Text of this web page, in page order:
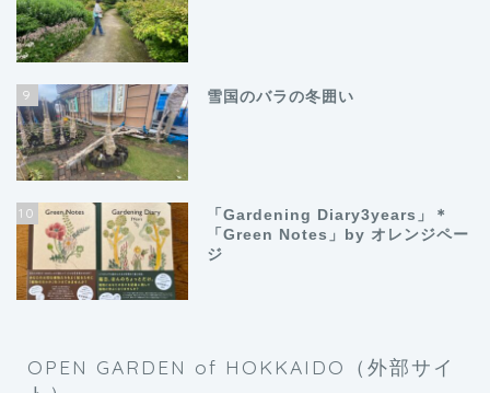
9 雪国のバラの冬囲い
10
「Gardening Diary3years」＊
「Green Notes」by オレンジペー
ジ
OPEN GARDEN of HOKKAIDO（外部サイ